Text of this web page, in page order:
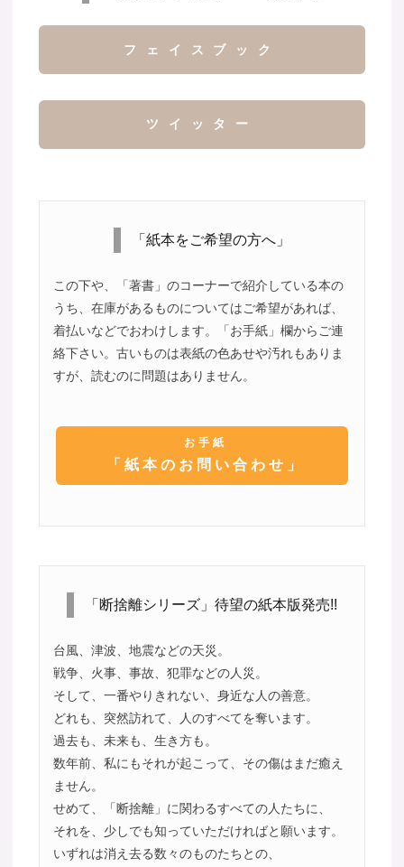
フェイスブック
ツイッター
「紙本をご希望の方へ」
この下や、「著書」のコーナーで紹介している本の
うち、在庫があるものについてはご希望があれば、
着払いなどでおわけします。「お手紙」欄からご連
絡下さい。古いものは表紙の色あせや汚れもありま
すが、読むのに問題はありません。
お手紙
「紙本のお問い合わせ」
「断捨離シリーズ」待望の紙本版発売!!
台風、津波、地震などの天災。
戦争、火事、事故、犯罪などの人災。
そして、一番やりきれない、身近な人の善意。
どれも、突然訪れて、人のすべてを奪います。
過去も、未来も、生き方も。
数年前、私にもそれが起こって、その傷はまだ癒え
ません。
せめて、「断捨離」に関わるすべての人たちに、
それを、少しでも知っていただければと願います。
いずれは消え去る数々のものたちとの、